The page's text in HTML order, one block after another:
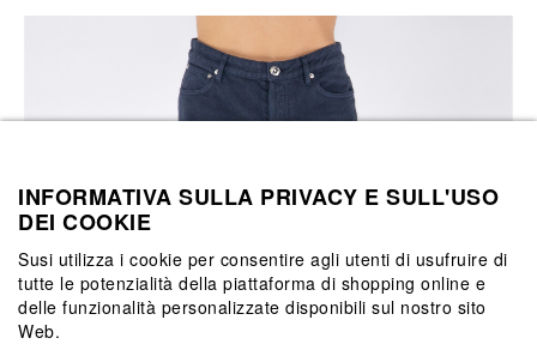
INFORMATIVA SULLA PRIVACY E SULL'USO
DEI COOKIE
Susi utilizza i cookie per consentire agli utenti di usufruire di
tutte le potenzialità della piattaforma di shopping online e
delle funzionalità personalizzate disponibili sul nostro sito
Web.